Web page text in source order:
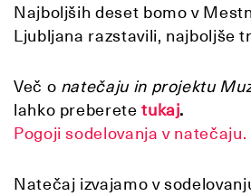
Najboljših deset bomo v
Ljubljana razstavili, najboljše
Več o natečaju in projektu
lahko preberete tukaj.
Pogoji sodelovanja v natečaju.
Natečaj izvajamo v